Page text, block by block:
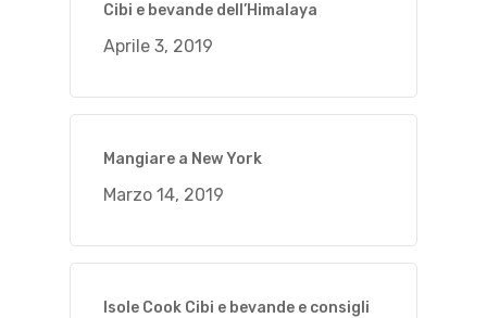
Cibi e bevande dell’Himalaya
Aprile 3, 2019
Mangiare a New York
Marzo 14, 2019
Isole Cook Cibi e bevande e consigli